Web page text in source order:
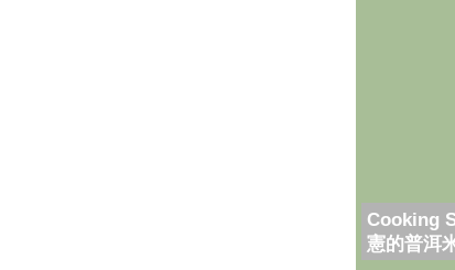
Cooking
憲的普洱